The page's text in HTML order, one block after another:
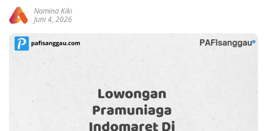
Namina Kiki
Juni 4, 2026